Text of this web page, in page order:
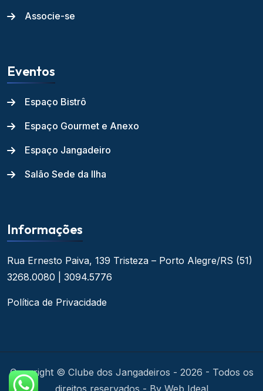
Associe-se
Eventos
Espaço Bistrô
Espaço Gourmet e Anexo
Espaço Jangadeiro
Salão Sede da Ilha
Informações
Rua Ernesto Paiva, 139 Tristeza – Porto Alegre/RS (51)
3268.0080 | 3094.5776
Política de Privacidade
Copyright © Clube dos Jangadeiros - 2026 - Todos os
direitos reservados - By Web Ideal